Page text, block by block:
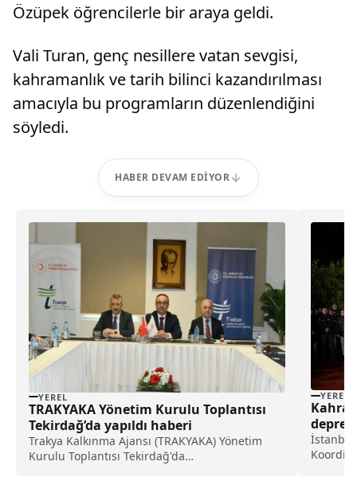
Özüpek öğrencilerle bir araya geldi.
Vali Turan, genç nesillere vatan sevgisi,
kahramanlık ve tarih bilinci kazandırılması
amacıyla bu programların düzenlendiğini
söyledi.
HABER DEVAM EDIYOR
YEREL
TRAKYAKA Yönetim Kurulu Toplantısı
Tekirdağ’da yapıldı haberi
Trakya Kalkınma Ajansı (TRAKYAKA) Yönetim
Kurulu Toplantısı Tekirdağ'da
YEREL
anma
İstanbul